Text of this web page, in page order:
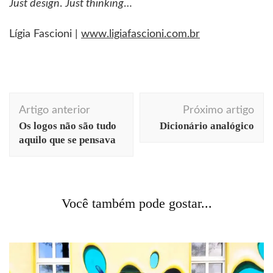
Just design.Just thinking…
Lígia Fascioni | www.ligiafascioni.com.br
de
post
Artigo anterior
Os logos não são tudo
aquilo que se pensava
Próximo artigo
Dicionário analógico
Você também pode gostar...
Nada sobre foguetes